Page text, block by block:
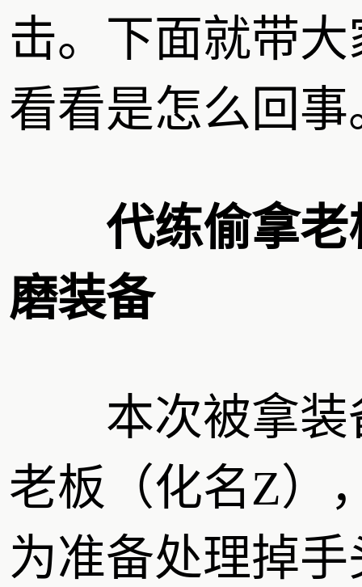
击。下面就带大
看看是怎么回事
代练偷拿老
磨装备
本次被拿装
老板（化名Z）
为准备处理掉手